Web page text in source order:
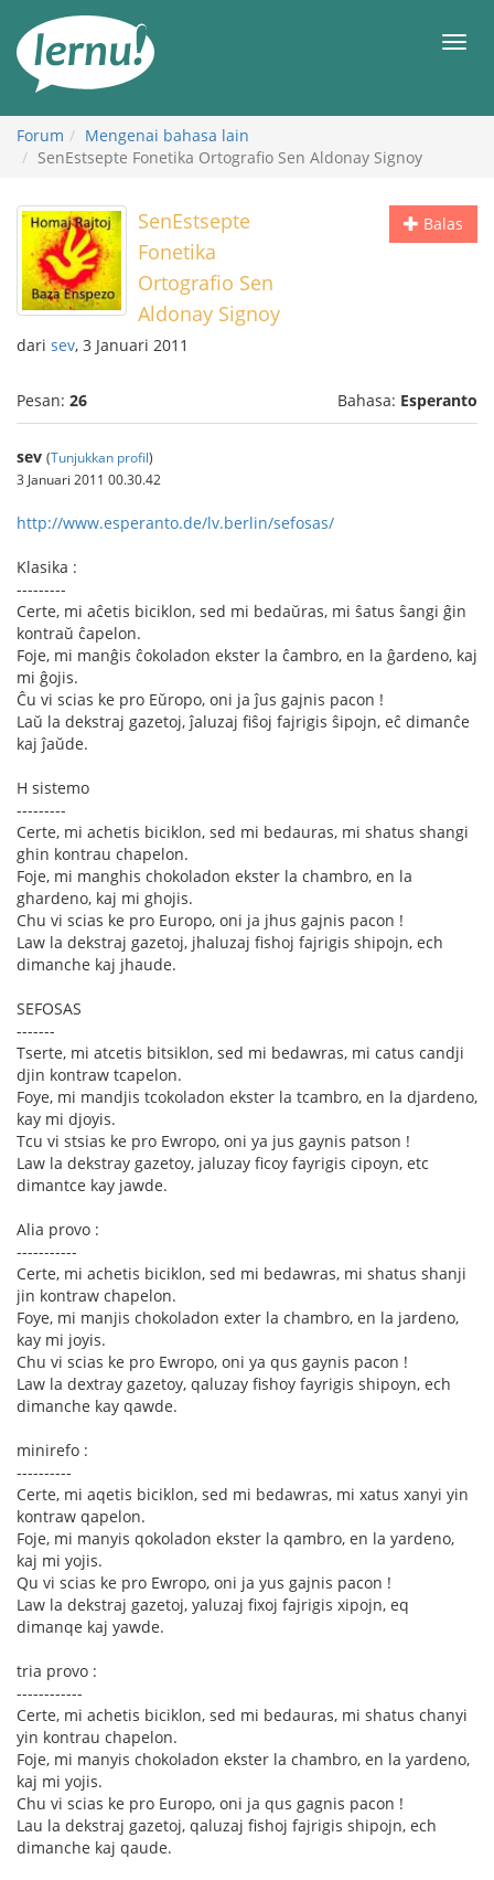
daftar
Forum
Mengenai bahasa lain
SenEstsepte Fonetika Ortografio Sen Aldonay Signoy
Balas
SenEstsepte
Fonetika
Ortografio Sen
Aldonay Signoy
dari sev, 3 Januari 2011
Pesan: 26 Bahasa: Esperanto
sev (Tunjukkan profil)
3 Januari 2011 00.30.42
http://www.esperanto.de/lv.berlin/sefosas/
Klasika :
---------
Certe, mi aĉetis biciklon, sed mi bedaŭras, mi ŝatus ŝangi ĝin
kontraŭ ĉapelon.
Foje, mi manĝis ĉokoladon ekster la ĉambro, en la ĝardeno, kaj
mi ĝojis.
Ĉu vi scias ke pro Eŭropo, oni ja ĵus gajnis pacon !
Laŭ la dekstraj gazetoj, ĵaluzaj fiŝoj fajrigis ŝipojn, eĉ dimanĉe
kaj ĵaŭde.
H sistemo
---------
Certe, mi achetis biciklon, sed mi bedauras, mi shatus shangi
ghin kontrau chapelon.
Foje, mi manghis chokoladon ekster la chambro, en la
ghardeno, kaj mi ghojis.
Chu vi scias ke pro Europo, oni ja jhus gajnis pacon !
Law la dekstraj gazetoj, jhaluzaj fishoj fajrigis shipojn, ech
dimanche kaj jhaude.
SEFOSAS
-------
Tserte, mi atcetis bitsiklon, sed mi bedawras, mi catus candji
djin kontraw tcapelon.
Foye, mi mandjis tcokoladon ekster la tcambro, en la djardeno,
kay mi djoyis.
Tcu vi stsias ke pro Ewropo, oni ya jus gaynis patson !
Law la dekstray gazetoy, jaluzay ficoy fayrigis cipoyn, etc
dimantce kay jawde.
Alia provo :
-----------
Certe, mi achetis biciklon, sed mi bedawras, mi shatus shanji
jin kontraw chapelon.
Foye, mi manjis chokoladon exter la chambro, en la jardeno,
kay mi joyis.
Chu vi scias ke pro Ewropo, oni ya qus gaynis pacon !
Law la dextray gazetoy, qaluzay fishoy fayrigis shipoyn, ech
dimanche kay qawde.
minirefo :
----------
Certe, mi aqetis biciklon, sed mi bedawras, mi xatus xanyi yin
kontraw qapelon.
Foje, mi manyis qokoladon ekster la qambro, en la yardeno,
kaj mi yojis.
Qu vi scias ke pro Ewropo, oni ja yus gajnis pacon !
Law la dekstraj gazetoj, yaluzaj fixoj fajrigis xipojn, eq
dimanqe kaj yawde.
tria provo :
------------
Certe, mi achetis biciklon, sed mi bedauras, mi shatus chanyi
yin kontrau chapelon.
Foje, mi manyis chokoladon ekster la chambro, en la yardeno,
kaj mi yojis.
Chu vi scias ke pro Europo, oni ja qus gagnis pacon !
Lau la dekstraj gazetoj, qaluzaj fishoj fajrigis shipojn, ech
dimanche kaj qaude.